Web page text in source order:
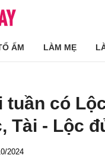
ẤM LÀM MẸ
tuần có
Tài - Lộc
2024